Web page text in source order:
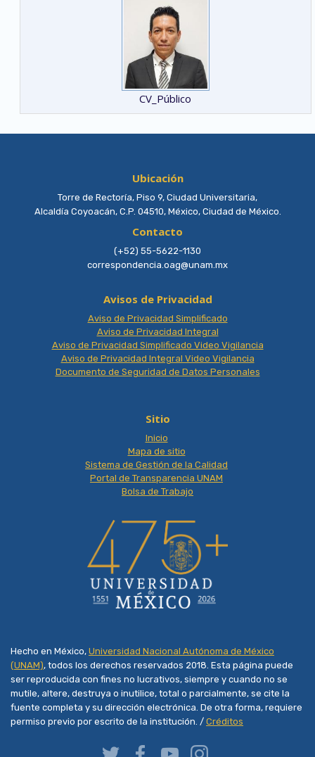
CV_Público
Ubicación
Torre de Rectoría, Piso 9, Ciudad Universitaria,
Alcaldía Coyoacán, C.P. 04510, México, Ciudad de México.
Contacto
(+52) 55-5622-1130
correspondencia.oag@unam.mx
Avisos de Privacidad
Aviso de Privacidad Simplificado
Aviso de Privacidad Integral
Aviso de Privacidad Simplificado Video Vigilancia
Aviso de Privacidad Integral Video Vigilancia
Documento de Seguridad de Datos Personales
Sitio
Inicio
Mapa de sitio
Sistema de Gestión de la Calidad
Portal de Transparencia UNAM
Bolsa de Trabajo
Hecho en México, Universidad Nacional Autónoma de México
(UNAM), todos los derechos reservados 2018. Esta página puede
ser reproducida con fines no lucrativos, siempre y cuando no se
mutile, altere, destruya o inutilice, total o parcialmente, se cite la
fuente completa y su dirección electrónica. De otra forma, requiere
permiso previo por escrito de la institución. / Créditos